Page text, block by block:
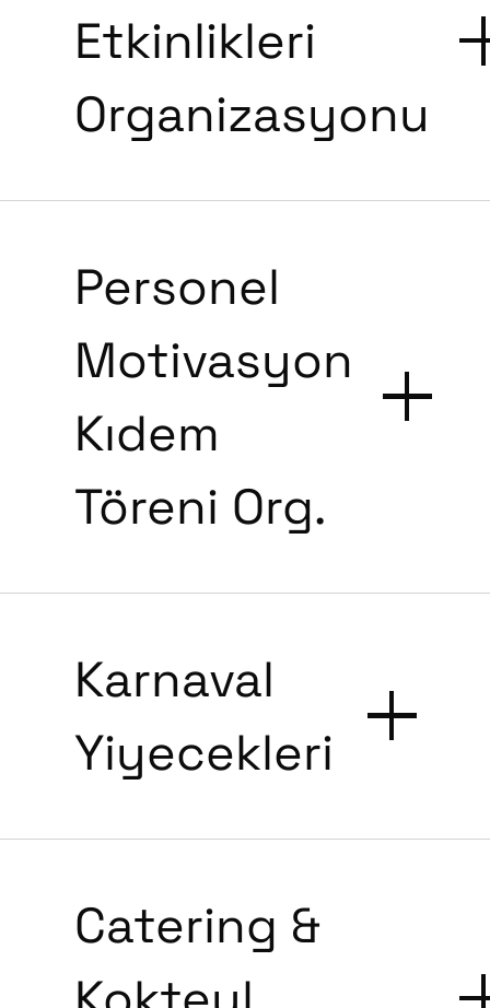
Etkinlikleri
Organizasyonu
Personel
Motivasyon
Kıdem
Töreni Org.
Karnaval
Yiyecekleri
Catering &